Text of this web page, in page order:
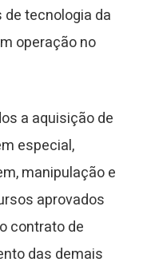
tecnologia da
operação no
a aquisição de
especial,
manipulação e
aprovados
contrato de
das demais